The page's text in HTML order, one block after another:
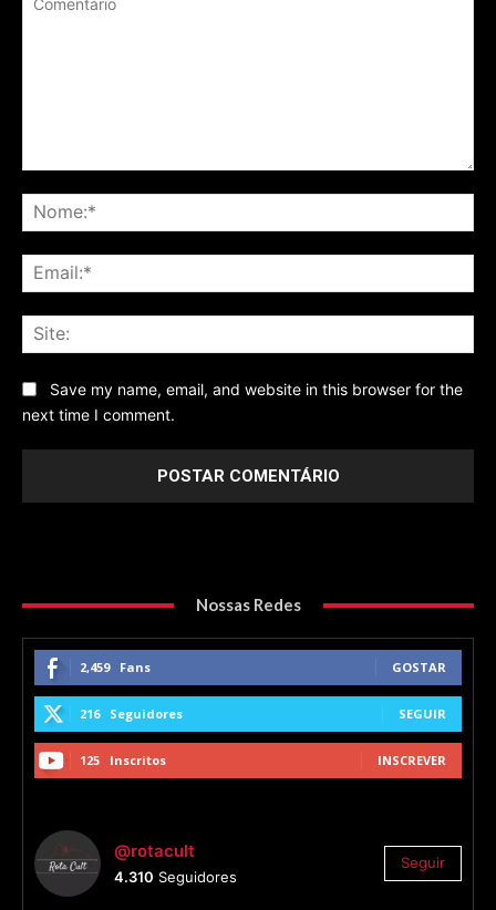
Save my name, email, and website in this browser for the
next time I comment.
Nossas Redes
2,459 Fans GOSTAR
216 Seguidores SEGUIR
125 Inscritos INSCREVER
@rotacult
4.310 Seguidores
Seguir